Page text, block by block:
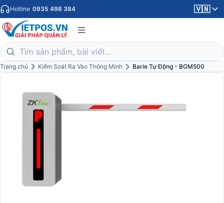
Hotline 0935 498 384 🇻🇳
Trang chủ Kiểm Soát Ra Vào Thông Minh Barie Tự Động - BGM500